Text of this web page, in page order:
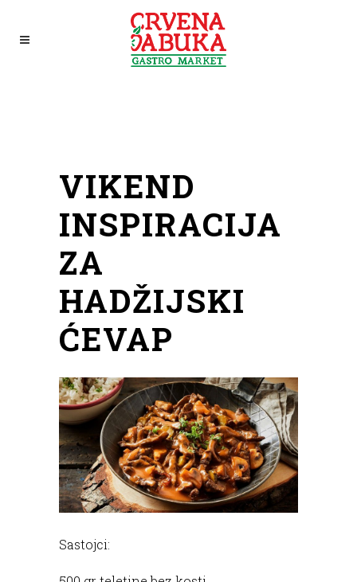
VIKEND
INSPIRACIJA
ZA
HADŽIJSKI
ĆEVAP
Sastojci: